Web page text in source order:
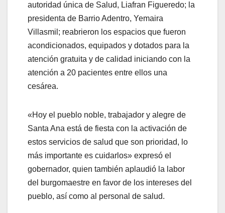
autoridad única de Salud, Liafran Figueredo; la
presidenta de Barrio Adentro, Yemaira
Villasmil; reabrieron los espacios que fueron
acondicionados, equipados y dotados para la
atención gratuita y de calidad iniciando con la
atención a 20 pacientes entre ellos una
cesárea.
«Hoy el pueblo noble, trabajador y alegre de
Santa Ana está de fiesta con la activación de
estos servicios de salud que son prioridad, lo
más importante es cuidarlos» expresó el
gobernador, quien también aplaudió la labor
del burgomaestre en favor de los intereses del
pueblo, así como al personal de salud.